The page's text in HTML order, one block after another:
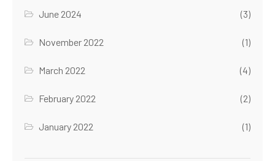
June 2024 (3)
November 2022 (1)
March 2022 (4)
February 2022 (2)
January 2022 (1)